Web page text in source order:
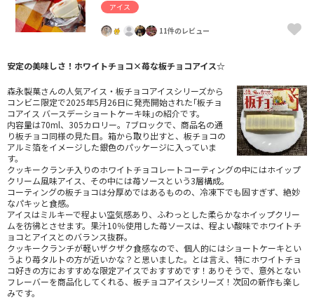
アイス
11件のレビュー
安定の美味しさ！ホワイトチョコ×苺な板チョコアイス☆
森永製菓さんの人気アイス・板チョコアイスシリーズから
コンビニ限定で2025年5月26日に発売開始された｢板チョ
コアイス バースデーショートケーキ味｣の紹介です。
内容量は70ml、305カロリー。7ブロックで、商品名の通
り板チョコ同様の見た目。箱から取り出すと、板チョコの
アルミ箔をイメージした銀色のパッケージに入っていま
す。
クッキークランチ入りのホワイトチョコレートコーティングの中にはホイップ
クリーム風味アイス、その中には苺ソースという3層構成。
コーティングの板チョコは分厚めではあるものの、冷凍下でも固すぎず、絶妙
なパキッと食感。
アイスはミルキーで程よい空気感あり、ふわっとした柔らかなホイップクリー
ムを彷彿とさせます。果汁10％使用した苺ソースは、程よい酸味でホワイトチ
ョコとアイスとのバランス抜群。
クッキークランチが軽いザクザク食感なので、個人的にはショートケーキとい
うより苺タルトの方が近いかな？と思いました。とは言え、特にホワイトチョ
コ好きの方におすすめな限定アイスでおすすめです！ありそうで、意外とない
フレーバーを商品化してくれる、板チョコアイスシリーズ！次回の新作も楽し
みです。